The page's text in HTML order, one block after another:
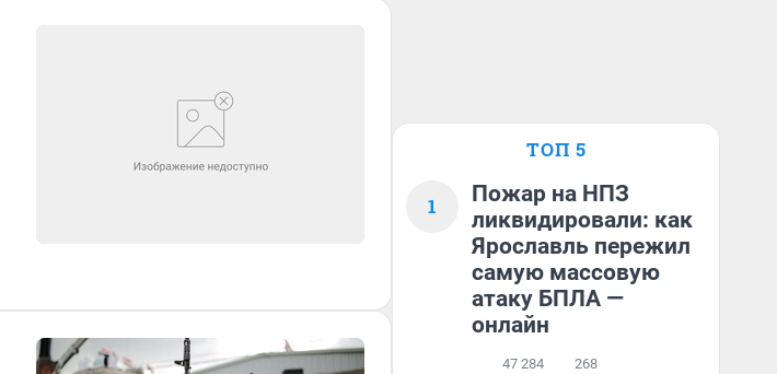
ТОП 5
1
Пожар на НПЗ
ликвидировали: как
Ярославль пережил
самую массовую
атаку БПЛА —
онлайн
47 284 268